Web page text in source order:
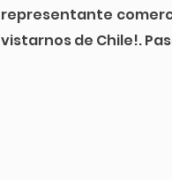
representante
vistarnos de Chile!.